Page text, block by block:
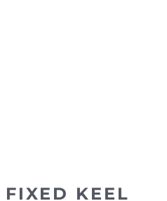
KEEL